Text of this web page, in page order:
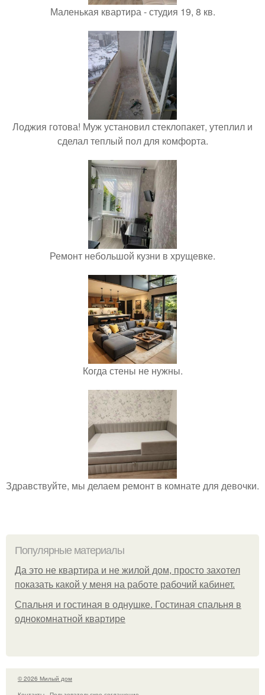
Маленькая квартира - студия 19, 8 кв.
Лоджия готова! Муж установил стеклопакет, утеплил и
сделал теплый пол для комфорта.
Ремонт небольшой кузни в хрущевке.
Когда стены не нужны.
Здравствуйте, мы делаем ремонт в комнате для девочки.
Популярные материалы
Да это не квартира и не жилой дом, просто захотел
показать какой у меня на работе рабочий кабинет.
Спальня и гостиная в однушке. Гостиная спальня в
однокомнатной квартире
© 2026 Милый дом